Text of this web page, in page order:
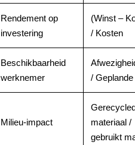
Rendement op
investering
(Winst –
/ Kosten
Beschikbaarheid
werknemer
/
Milieu-impact
materiaal /
gebruikt